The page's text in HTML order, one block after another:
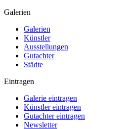
Galerien
Galerien
Künstler
Ausstellungen
Gutachter
Städte
Eintragen
Galerie eintragen
Künstler eintragen
Gutachter eintragen
Newsletter